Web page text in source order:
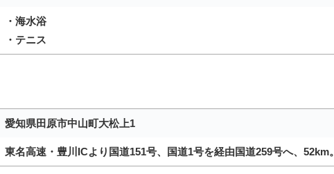
・海水浴
・テニス
愛知県田原市中山町大松上1
東名高速・豊川ICより国道151号、国道1号を経由国道259号へ、52km。